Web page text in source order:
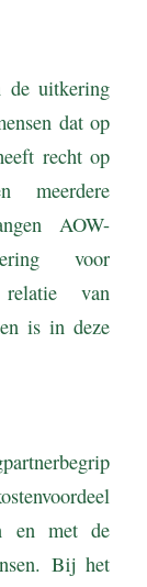
de uitkering
dat op
recht op
meerdere
AOW-
voor
relatie van
is in deze
en met de
Bij het